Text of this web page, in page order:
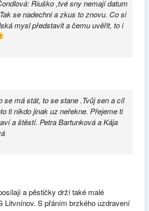
Riuško ,tvé sny nemají datum
se nadechni a zkus to znovu. Co si
mysl představit a čemu uvěřit, to i
se má stát, to se stane .Tvůj sen a cíl
ti nikdo jinak uz neřekne. Přejeme ti
a štěstí. Petra Bartunková a Kája
a pěstičky drží také malé
Litvnínov. S přáním brzkého uzdravení